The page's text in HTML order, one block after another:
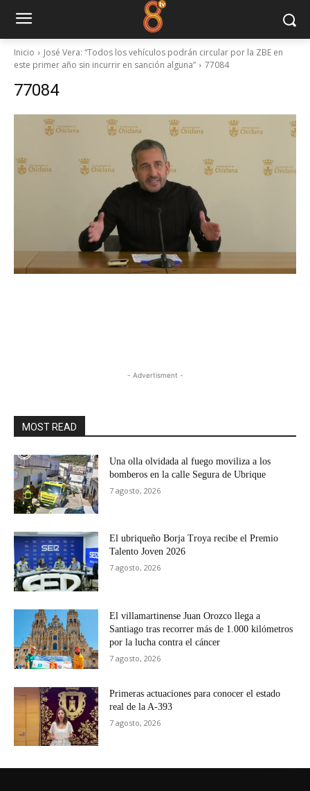
Inicio
José Vera: “Todos los vehículos podrán circular por la ZBE en
este primer año sin incurrir en sanción alguna”
77084
77084
- Advertisment -
MOST READ
Una olla olvidada al fuego moviliza a los
bomberos en la calle Segura de Ubrique
7 agosto, 2026
El ubriqueño Borja Troya recibe el Premio
Talento Joven 2026
7 agosto, 2026
El villamartinense Juan Orozco llega a
Santiago tras recorrer más de 1.000 kilómetros
por la lucha contra el cáncer
7 agosto, 2026
Primeras actuaciones para conocer el estado
real de la A-393
7 agosto, 2026